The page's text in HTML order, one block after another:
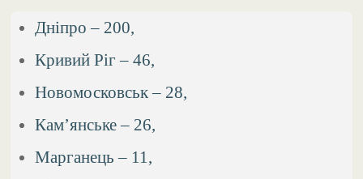
Дніпро – 200,
Кривий Ріг – 46,
Новомосковськ – 28,
Кам’янське – 26,
Марганець – 11,